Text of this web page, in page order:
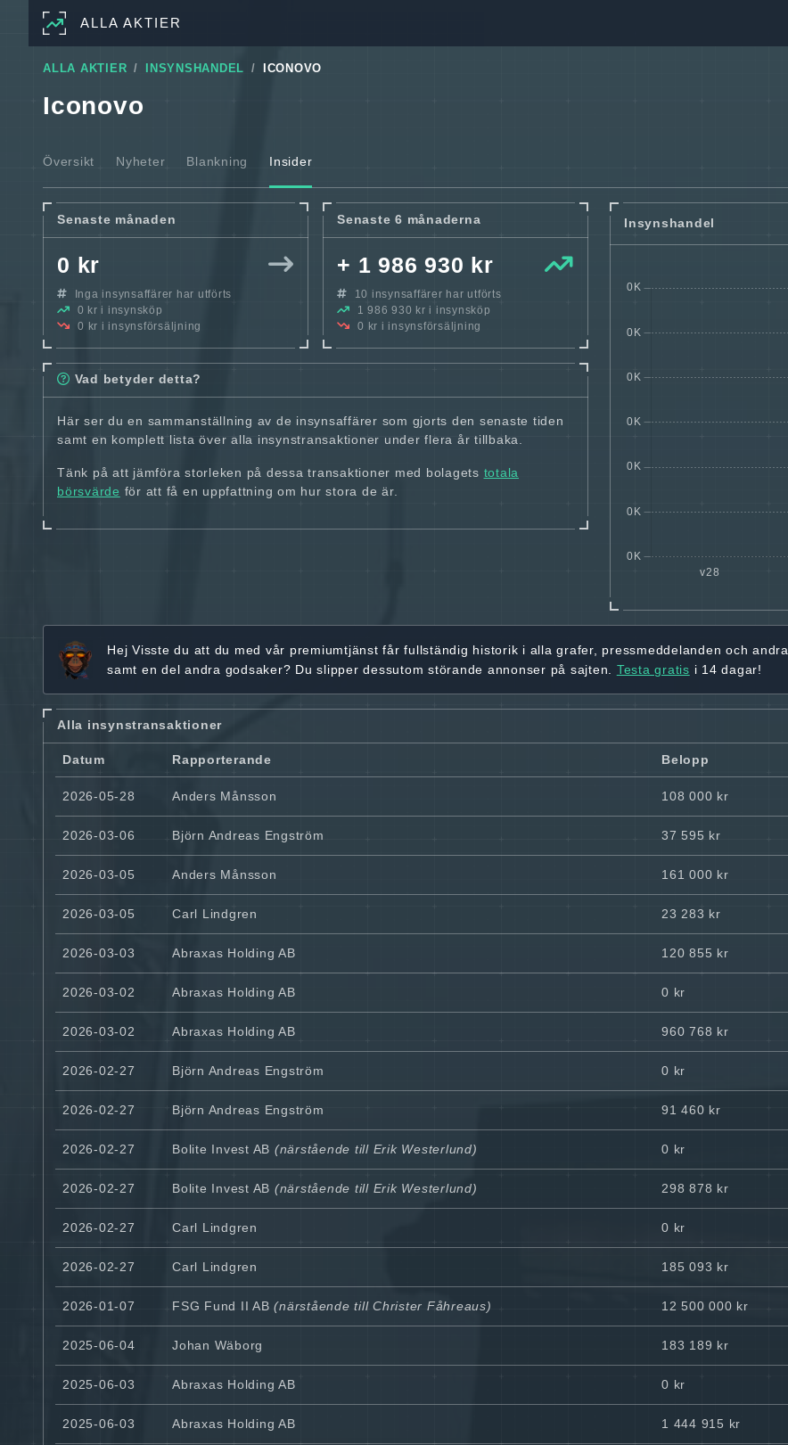
ALLA AKTIER
ALLA AKTIER INSYNSHANDEL ICONOVO
Iconovo
Översikt Nyheter Blankning Insider
Senaste månaden
0 kr
Inga insynsaffärer har utförts
0 kr i insynsköp
0 kr i insynsförsäljning
Senaste 6 månaderna
+ 1 986 930 kr
10 insynsaffärer har utförts
1 986 930 kr i insynsköp
0 kr i insynsförsäljning
Vad betyder detta?
Här ser du en sammanställning av de insynsaffärer som gjorts den senaste tiden
samt en komplett lista över alla insynstransaktioner under flera år tillbaka.
Tänk på att jämföra storleken på dessa transaktioner med bolagets totala
börsvärde för att få en uppfattning om hur stora de är.
Insynshandel
Hej Visste du att du med vår premiumtjänst fårfullständig historik i alla grafer, pressmeddelanden och andra
samt en del andra godsaker? Du slipper dessutom störande annonser på sajten. Testa gratis i 14 dagar!
Alla insynstransaktioner
Datum Rapporterande Belopp
2026-05-28 Anders Månsson 108 000 kr
2026-03-06 Björn Andreas Engström 37 595 kr
2026-03-05 Anders Månsson 161 000 kr
2026-03-05 Carl Lindgren 23 283 kr
2026-03-03 Abraxas Holding AB 120 855 kr
2026-03-02 Abraxas Holding AB 0 kr
2026-03-02 Abraxas Holding AB 960 768 kr
2026-02-27 Björn Andreas Engström 0 kr
2026-02-27 Björn Andreas Engström 91 460 kr
2026-02-27 Bolite Invest AB (närstående till Erik Westerlund) 0 kr
2026-02-27 Bolite Invest AB (närstående till Erik Westerlund) 298 878 kr
2026-02-27 Carl Lindgren 0 kr
2026-02-27 Carl Lindgren 185 093 kr
2026-01-07 FSG Fund II AB (närstående till Christer Fåhreaus) 12 500 000 kr
2025-06-04 Johan Wäborg 183 189 kr
2025-06-03 Abraxas Holding AB 0 kr
2025-06-03 Abraxas Holding AB 1 444 915 kr